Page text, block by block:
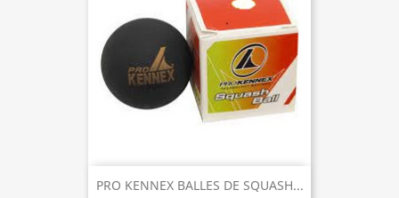
PRO KENNEX BALLES DE SQUASH...